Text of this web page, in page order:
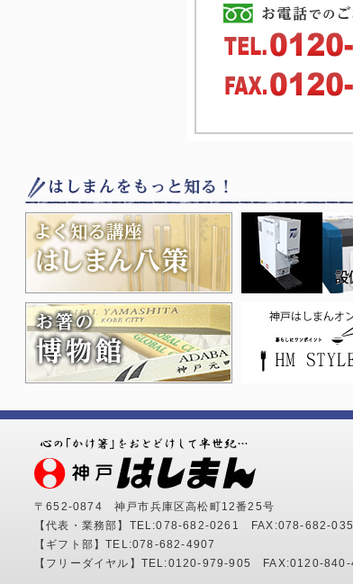
〒652-0874 神戸市兵庫区高松町12番25号
【代表・業務部】 TEL:078-682-0261
FAX:078-682-
【ギフト部】TEL:078-682-4907
【フリーダイヤル】 TEL:0120-979-905 FAX:0120-840-